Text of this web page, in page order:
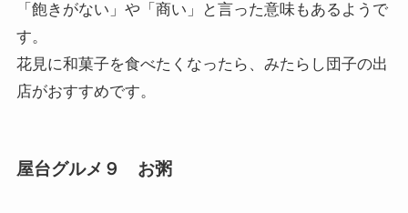
「飽きがない」や「商い」と言った意味もあるようで
す。
花見に和菓子を食べたくなったら、みたらし団子の出
店がおすすめです。
屋台グルメ９ お粥